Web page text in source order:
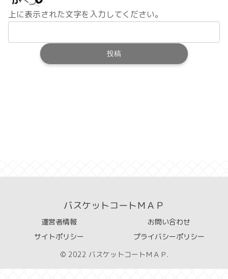
上に表示された文字を入力してください。
バスケットコートＭＡＰ
運営者情報
お問い合わせ
サイトポリシー
プライバシーポリシー
© 2022 バスケットコートＭＡＰ.